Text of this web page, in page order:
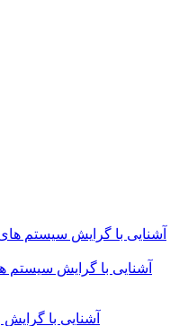
آشنایی با گرایش سیستم